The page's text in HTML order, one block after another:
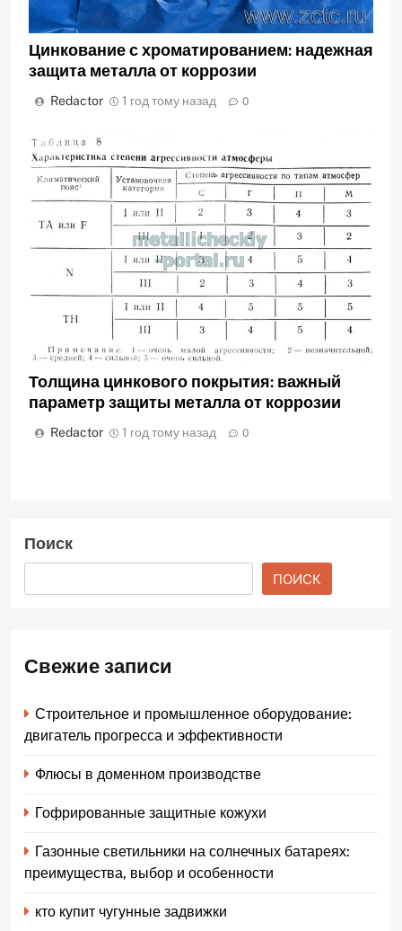
Цинкование с хроматированием: надежная
защита металла от коррозии
Redactor 1 год тому назад 0
Толщина цинкового покрытия: важный
параметр защиты металла от коррозии
Redactor 1 год тому назад 0
Поиск
ПОИСК
Свежие записи
Строительное и промышленное оборудование:
двигатель прогресса и эффективности
Флюсы в доменном производстве
Гофрированные защитные кожухи
Газонные светильники на солнечных батареях:
преимущества, выбор и особенности
кто купит чугунные задвижки